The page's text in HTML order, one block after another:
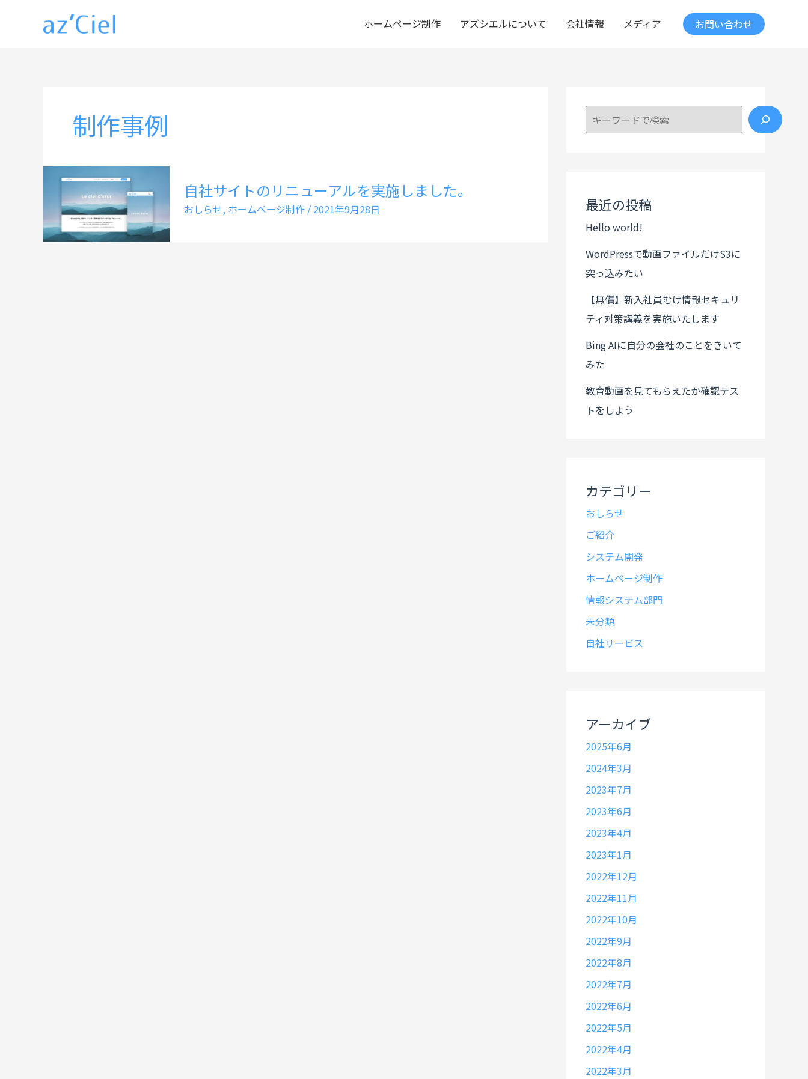
ホームページ制作 アズシエルについて 会社情報 メディア お問い合わせ
制作事例
自社サイトのリニューアルを実施しました。
おしらせ, ホームページ制作 / 2021年9月28日
検索
最近の投稿
Hello world!
WordPressで動画ファイルだけS3に
突っ込みたい
【無償】新入社員むけ情報セキュリ
ティ対策講義を実施いたします
Bing AIに自分の会社のことをきいて
みた
教育動画を見てもらえたか確認テス
トをしよう
カテゴリー
おしらせ
ご紹介
システム開発
ホームページ制作
情報システム部門
未分類
自社サービス
アーカイブ
2025年6月
2024年3月
2023年7月
2023年6月
2023年4月
2023年1月
2022年12月
2022年11月
2022年10月
2022年9月
2022年8月
2022年7月
2022年6月
2022年5月
2022年4月
2022年3月